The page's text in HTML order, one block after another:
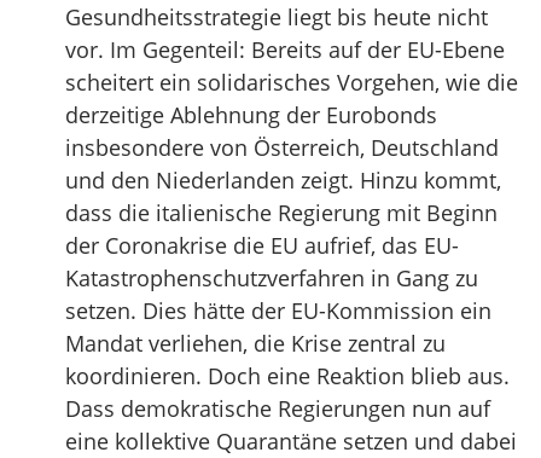
Gesundheitsstrategie liegt bis heute nicht
vor. Im Gegenteil: Bereits auf der EU-Ebene
scheitert ein solidarisches Vorgehen, wie die
derzeitige Ablehnung der Eurobonds
insbesondere von Österreich, Deutschland
und den Niederlanden zeigt. Hinzu kommt,
dass die italienische Regierung mit Beginn
der Coronakrise die EU aufrief, das EU-
Katastrophenschutzverfahren in Gang zu
setzen. Dies hätte der EU-Kommission ein
Mandat verliehen, die Krise zentral zu
koordinieren. Doch eine Reaktion blieb aus.
Dass demokratische Regierungen nun auf
eine kollektive Quarantäne setzen und dabei